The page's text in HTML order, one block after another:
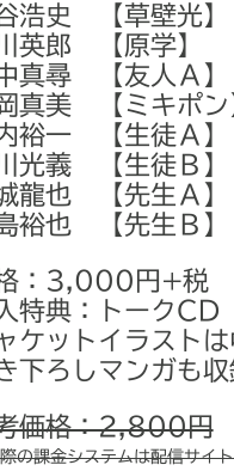
浩史 【草壁光】
英郎 【原学】
真尋 【友人Ａ】
真美 【ミキポン
裕一 【生徒Ａ】
光義 【生徒Ｂ】
城龍也 【先生Ａ】
裕也 【先生Ｂ】
：3,000円+税
特典：トークCD
ケットイラスト
下ろしマンガも収
価格：2,800円
の課金システムは配信サイ